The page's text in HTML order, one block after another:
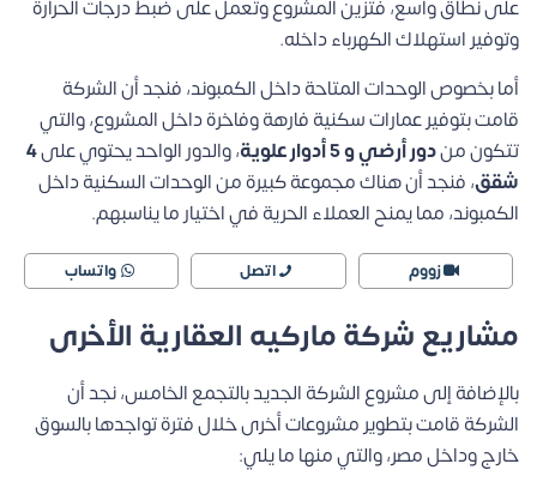
على نطاق واسع، فتزين المشروع وتعمل على ضبط درجات الحرارة
وتوفير استهلاك الكهرباء داخله.
أما بخصوص الوحدات المتاحة داخل الكمبوند، فنجد أن الشركة
قامت بتوفير عمارات سكنية فارهة وفاخرة داخل المشروع، والتي
تتكون مندور أرضي و 5 أدوار علوية ، والدور الواحد يحتوي على4
شقق، فنجد أن هناك مجموعة كبيرة من الوحدات السكنية داخل
الكمبوند، مما يمنح العملاء الحرية في اختيار ما يناسبهم.
زووم اتصل واتساب
مشاريع شركة ماركيه العقارية الأخرى
بالإضافة إلى مشروع الشركة الجديد بالتجمع الخامس، نجد أن
الشركة قامت بتطوير مشروعات أخرى خلال فترة تواجدها بالسوق
خارج وداخل مصر، والتي منها ما يلي: